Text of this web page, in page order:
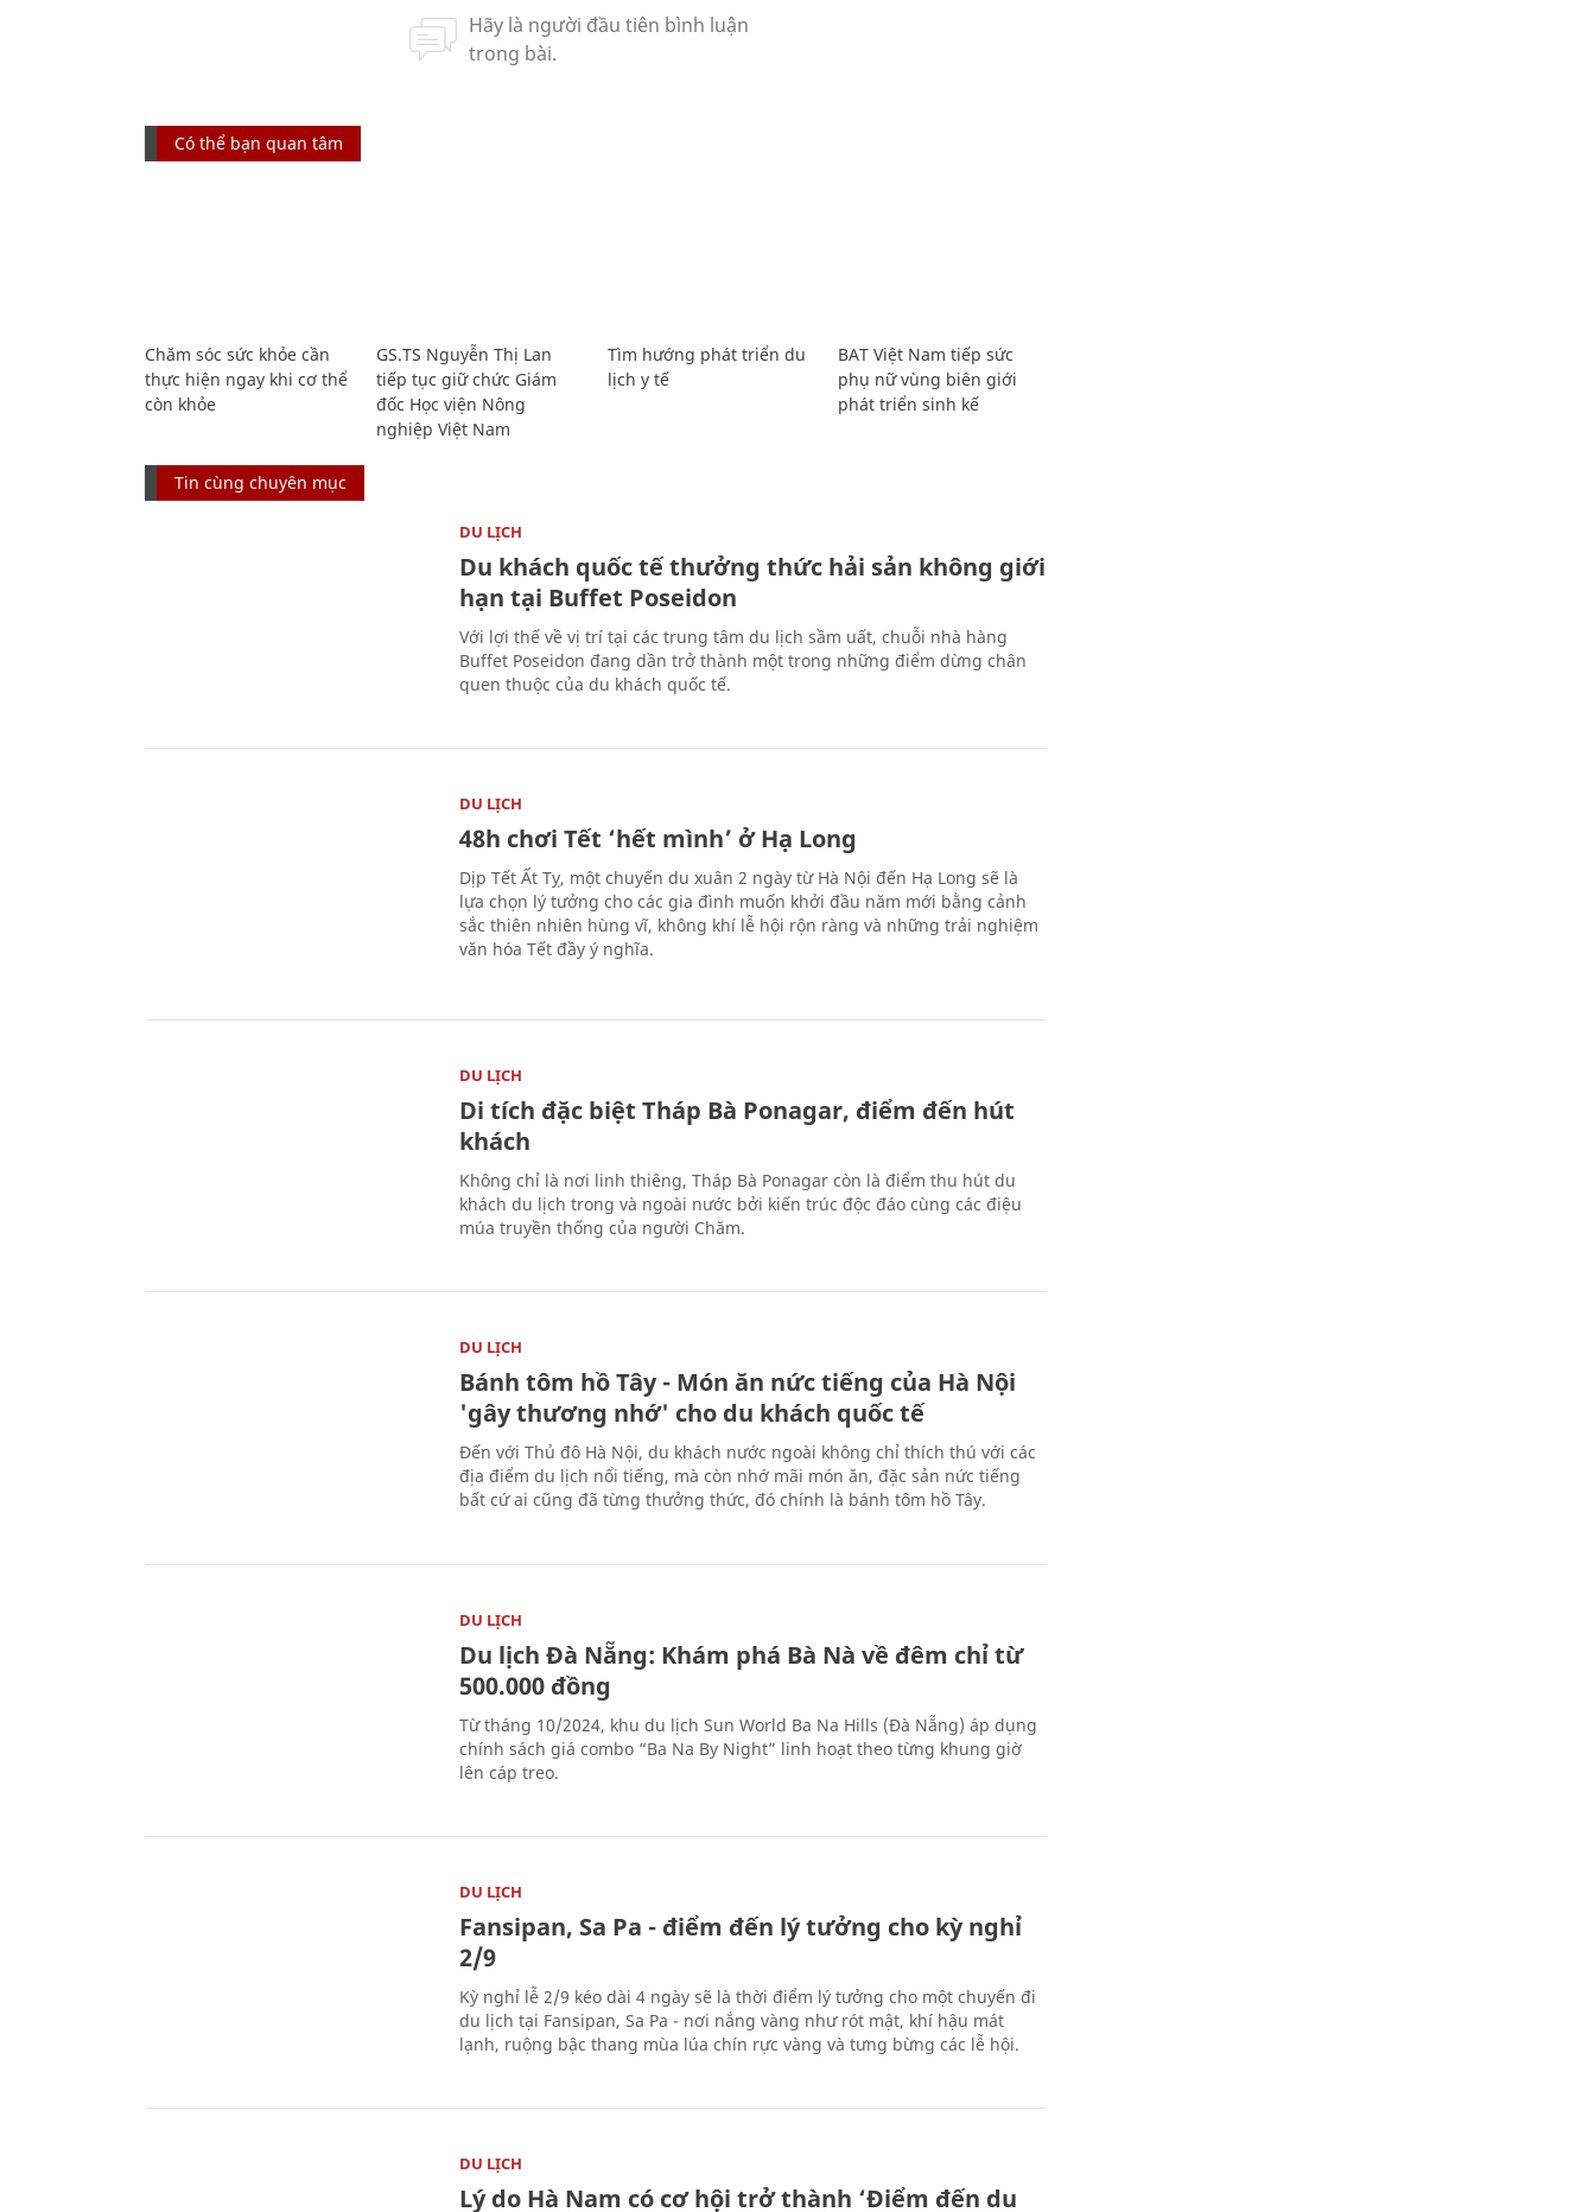
Có thể bạn quan tâm
Chăm sóc sức khỏe cần
thực hiện ngay khi cơ thể
còn khỏe
GS.TS Nguyễn Thị Lan
tiếp tục giữ chức Giám
đốc Học viện Nông
nghiệp Việt Nam
Tìm hướng phát triển du
lịch y tế
BAT Việt Nam tiếp sức
phụ nữ vùng biên giới
phát triển sinh kế
Tin cùng chuyên mục
DU LỊCH
Du khách quốc tế thưởng thức hải sản không giới
hạn tại Buffet Poseidon
Với lợi thế về vị trí tại các trung tâm du lịch sầm uất, chuỗi nhà hàng
Buffet Poseidon đang dần trở thành một trong những điểm dừng chân
quen thuộc của du khách quốc tế.
DU LỊCH
48h chơi Tết ‘hết mình’ ở Hạ Long
Dịp Tết Ất Tỵ, một chuyến du xuân 2 ngày từ Hà Nội đến Hạ Long sẽ là
lựa chọn lý tưởng cho các gia đình muốn khởi đầu năm mới bằng cảnh
sắc thiên nhiên hùng vĩ, không khí lễ hội rộn ràng và những trải nghiệm
văn hóa Tết đầy ý nghĩa.
DU LỊCH
Di tích đặc biệt Tháp Bà Ponagar, điểm đến hút
khách
Không chỉ là nơi linh thiêng, Tháp Bà Ponagar còn là điểm thu hút du
khách du lịch trong và ngoài nước bởi kiến trúc độc đáo cùng các điệu
múa truyền thống của người Chăm.
DU LỊCH
Bánh tôm hồ Tây - Món ăn nức tiếng của Hà Nội
'gây thương nhớ' cho du khách quốc tế
Đến với Thủ đô Hà Nội, du khách nước ngoài không chỉ thích thú với các
địa điểm du lịch nổi tiếng, mà còn nhớ mãi món ăn, đặc sản nức tiếng
bất cứ ai cũng đã từng thưởng thức, đó chính là bánh tôm hồ Tây.
DU LỊCH
Du lịch Đà Nẵng: Khám phá Bà Nà về đêm chỉ từ
500.000 đồng
Từ tháng 10/2024, khu du lịch Sun World Ba Na Hills (Đà Nẵng) áp dụng
chính sách giá combo “Ba Na By Night” linh hoạt theo từng khung giờ
lên cáp treo.
DU LỊCH
Fansipan, Sa Pa - điểm đến lý tưởng cho kỳ nghỉ
2/9
Kỳ nghỉ lễ 2/9 kéo dài 4 ngày sẽ là thời điểm lý tưởng cho một chuyến đi
du lịch tại Fansipan, Sa Pa - nơi nắng vàng như rót mật, khí hậu mát
lạnh, ruộng bậc thang mùa lúa chín rực vàng và tưng bừng các lễ hội.
DU LỊCH
Lý do Hà Nam có cơ hội trở thành ‘Điểm đến du